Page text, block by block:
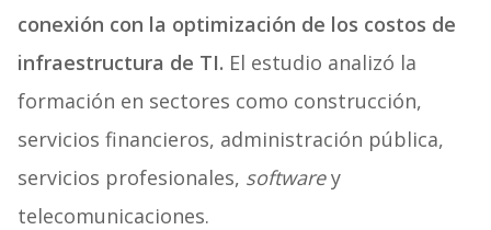
conexión con la optimización de los costos de
infraestructura de TI. El estudio analizó la
formación en sectores como construcción,
servicios financieros, administración pública,
servicios profesionales, softwarey
telecomunicaciones.